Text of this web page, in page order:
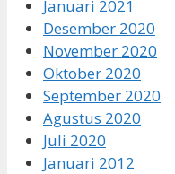
Januari 2021
Desember 2020
November 2020
Oktober 2020
September 2020
Agustus 2020
Juli 2020
Januari 2012